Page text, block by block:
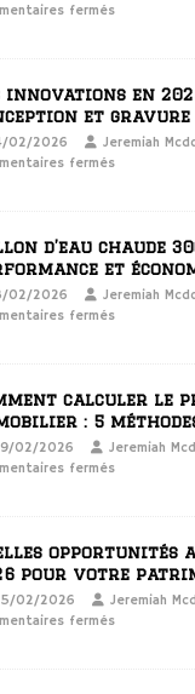
fermés
innovations en
et
02/2026
Jeremiah
fermés
d’eau chaude
et
02/2026
Jeremiah
fermés
calculer le
: 5
02/2026
Jeremiah
fermés
opportunités
pour votre
02/2026
Jeremiah
fermés